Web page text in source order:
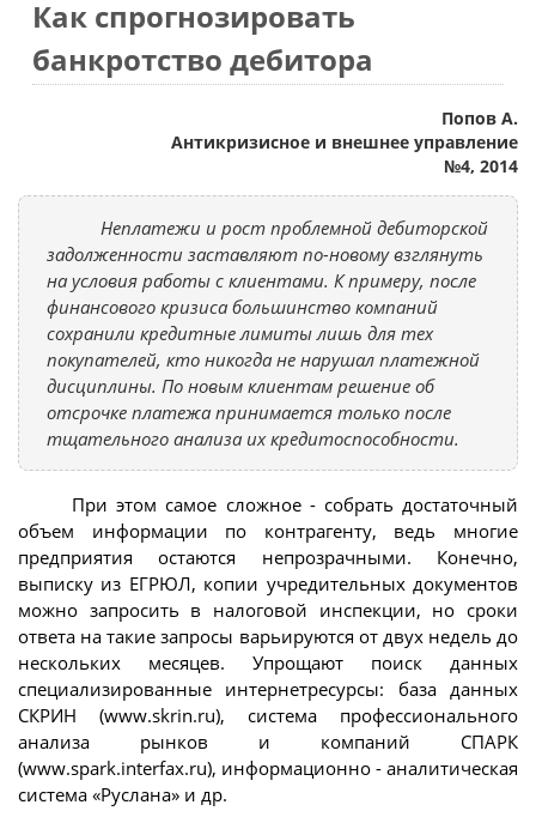
Как спрогнозировать
банкротство дебитора
Попов А.
Антикризисное и внешнее управление
№4, 2014
Неплатежи и рост проблемной дебиторской
задолженности заставляют по-новому взглянуть
на условия работы с клиентами. К примеру, после
финансового кризиса большинство компаний
сохранили кредитные лимиты лишь для тех
покупателей, кто никогда не нарушал платежной
дисциплины. По новым клиентам решение об
отсрочке платежа принимается только после
тщательного анализа их кредитоспособности.
При этом самое сложное - собрать достаточный
объем информации по контрагенту, ведь многие
предприятия остаются непрозрачными. Конечно,
выписку из ЕГРЮЛ, копии учредительных документов
можно запросить в налоговой инспекции, но сроки
ответа на такие запросы варьируются от двух недель до
нескольких месяцев. Упрощают поиск данных
специализированные интернетресурсы: база данных
СКРИН (www.skrin.ru), система профессионального
анализа рынков и компаний СПАРК
(www.spark.interfax.ru), информационно - аналитическая
система «Руслана» и др.